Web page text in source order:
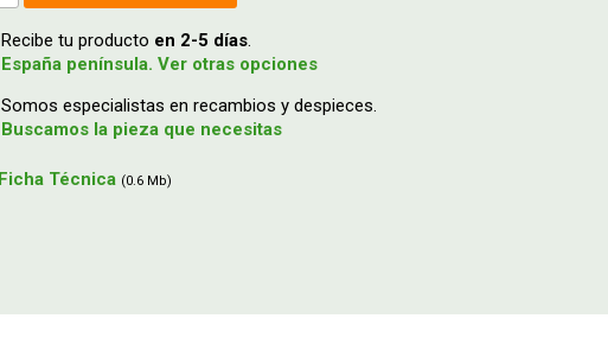
Recibe tu producto en 2-5 días.
España península. Ver otras opciones
Somos especialistas en recambios y despieces.
Buscamos la pieza que necesitas
Ficha Técnica (0.6 Mb)